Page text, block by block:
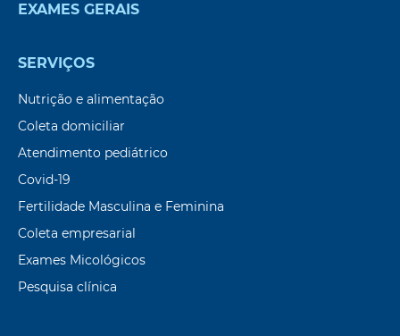
EXAMES GERAIS
SERVIÇOS
Nutrição e alimentação
Coleta domiciliar
Atendimento pediátrico
Covid-19
Fertilidade Masculina e Feminina
Coleta empresarial
Exames Micológicos
Pesquisa clínica